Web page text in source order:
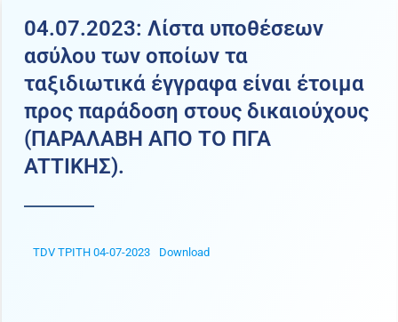
04.07.2023: Λίστα υποθέσεων
ασύλου των οποίων τα
ταξιδιωτικά έγγραφα είναι έτοιμα
προς παράδοση στους δικαιούχους
(ΠΑΡΑΛΑΒΗ ΑΠΟ ΤΟ ΠΓΑ
ATTIKHΣ).
TDV ΤΡΙΤΗ 04-07-2023 Download